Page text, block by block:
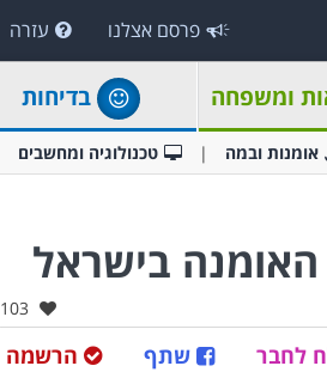
פרסם אצלנו עזרה
ומשפחה בדיחות
אומנות ובמה טכנולוגיה ומחשבים
בישראל
אהבו:
103
הרשמה שתף לחבר